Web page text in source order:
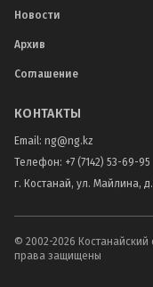
Новости
Архив
Соглашение
КОНТАКТЫ
Email: ng@ng.kz
Телефон: +7 (7142) 53-69-95
г. Костанай, ул. Майлина,
© 2002-2026
права защищены